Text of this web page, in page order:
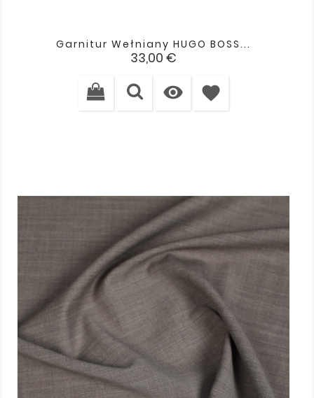
Garnitur Wełniany HUGO BOSS...
Cena
33,00 €
 favorite